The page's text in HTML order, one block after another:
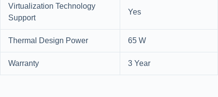
Virtualization Technology
Support
Yes
Thermal Design Power
65 W
Warranty
3 Year